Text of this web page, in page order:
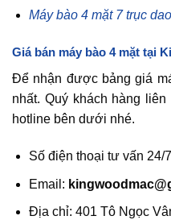
Máy bào 4 mặt 7 trục dao
Giá bán máy bào 4 mặt tại
Để nhận được bảng giá
nhất. Quý khách hàng
hotline bên dưới nhé.
Số điện thoại tư vấn 24/
Email:
Địa chỉ: 401 Tô Ngọc